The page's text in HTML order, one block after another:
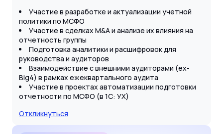
Участие в разработке и актуализации учетной
политики по МСФО
Участие в сделках M&A и анализе их влияния на
отчетность группы
Подготовка аналитики и расшифровок для
руководства и аудиторов
Взаимодействие с внешними аудиторами (ex-
Big4) в рамках ежеквартального аудита
Участие в проектах автоматизации подготовки
отчетности по МСФО (в 1С: УХ)
Откликнуться